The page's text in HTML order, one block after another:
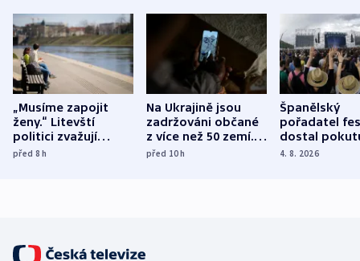
„Musíme zapojit
ženy.“ Litevští
politici zvažují
dohodu o
před 8h
Na Ukrajině jsou
zadržováni občané
z více než 50 zemí.
Bojovali na straně
před 10h
Španělský
pořadatel
dostal
nekalé
4. 8. 2026